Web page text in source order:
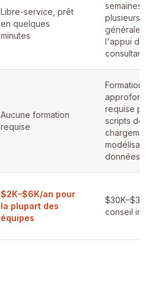
Libre-service, prêt
en quelques
minutes
semaines à
plusieurs
l'appui de
consultants
Aucune formation
requise
Formation
requise
scripts de
données
$2K–$6K/an pour
la plupart des
équipes
conseil